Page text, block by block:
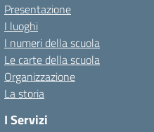
Presentazione
I luoghi
I numeri della scuola
Le carte della scuola
Organizzazione
La storia
I Servizi